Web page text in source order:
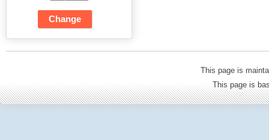
This page is
This page is